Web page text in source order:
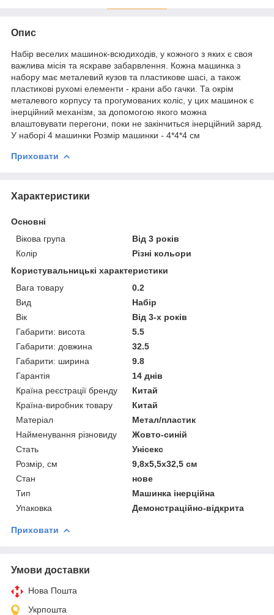
Опис
Набір веселих машинок-всюдиходів, у кожного з яких є своя
важлива місія та яскраве забарвлення. Кожна машинка з
набору має металевий кузов та пластикове шасі, а також
пластикові рухомі елементи - крани або гачки. Та окрім
металевого корпусу та прогумованих коліс, у цих машинок є
інерційний механізм, за допомогою якого можна
влаштовувати перегони, поки не закінчиться інерційний заряд.
У наборі 4 машинки Розмір машинки - 4*4*4 см
Приховати
Характеристики
Основні
Вікова група
Від 3 років
Колір
Різні кольори
Користувальницькі характеристики
Вага товару
0.2
Вид
Набір
Вік
Від 3-х років
Габарити: висота
5.5
Габарити: довжина
32.5
Габарити: ширина
9.8
Гарантія
14 днів
Країна реєстрації бренду
Китай
Країна-виробник товару
Китай
Матеріал
Метал/пластик
Найменування різновиду
Жовто-синій
Стать
Унісекс
Розмір, см
9,8х5,5х32,5 см
Стан
нове
Тип
Машинка інерційна
Упаковка
Демонстраційно-відкрита
Приховати
Умови доставки
Нова Пошта
Укрпошта